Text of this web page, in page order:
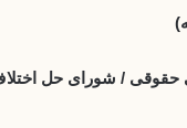
حقوقی / شورای حل